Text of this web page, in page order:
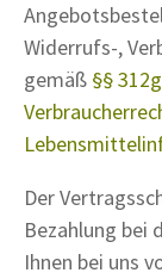
Widerrufs-,
gemäß §§ 312g
Der
Bezahlung bei
Ihnen bei uns